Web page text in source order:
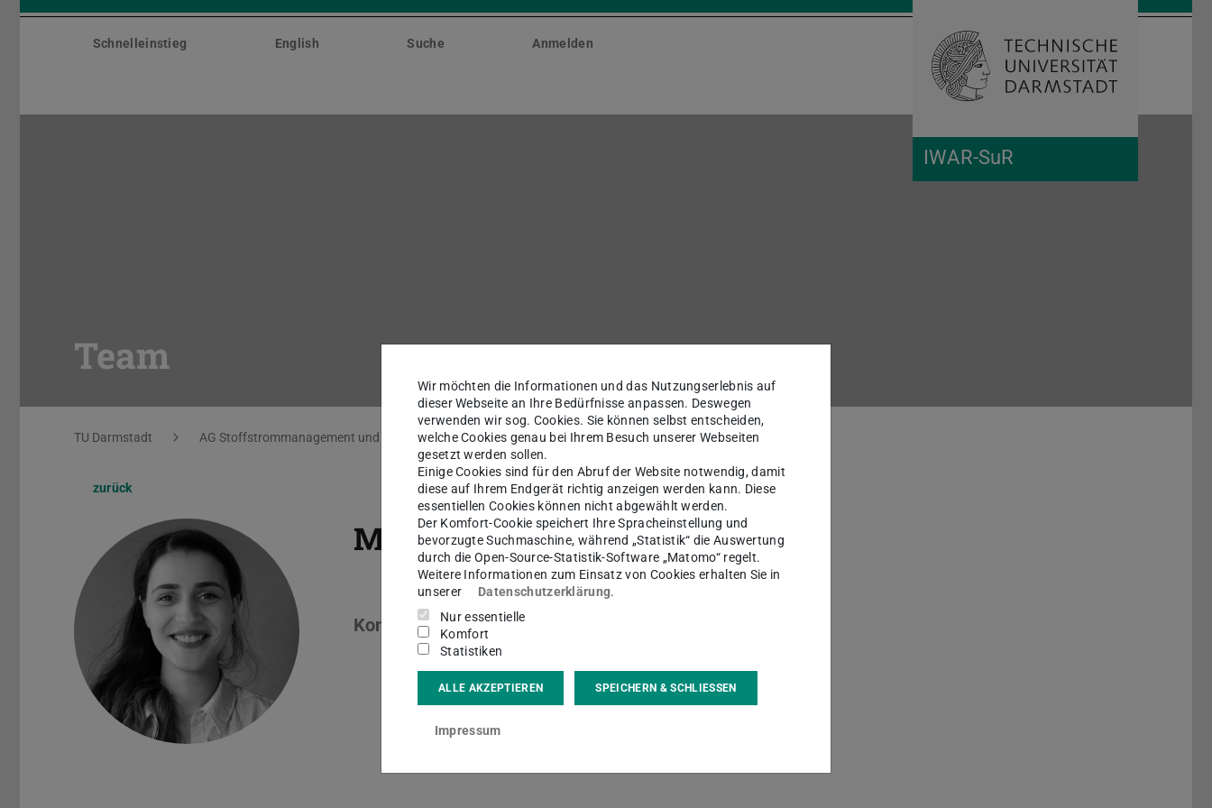
Menü
überspringen
IWAR-SuR
Schnelleinstieg English Suche Anmelden
Suche öffnen
Team
Sie befinden sich hier:
TU Darmstadt AG Stoffstrommanagement und Ressourcenwirtschaft Arbeitsgruppe Team
zurück
M.Sc.Zineb Bennis
Kontakt
Wir möchten die Informationen und das Nutzungserlebnis auf
dieser Webseite an Ihre Bedürfnisse anpassen. Deswegen
verwenden wir sog. Cookies. Sie können selbst entscheiden,
welche Cookies genau bei Ihrem Besuch unserer Webseiten
gesetzt werden sollen.
Einige Cookies sind für den Abruf der Website notwendig, damit
diese auf Ihrem Endgerät richtig anzeigen werden kann. Diese
essentiellen Cookies können nicht abgewählt werden.
Der Komfort-Cookie speichert Ihre Spracheinstellung und
bevorzugte Suchmaschine, während „Statistik“ die Auswertung
durch die Open-Source-Statistik-Software „Matomo“ regelt.
Weitere Informationen zum Einsatz von Cookies erhalten Sie in
unserer
Datenschutzerklärung.
Nur essentielle
Komfort
Statistiken
ALLE AKZEPTIEREN SPEICHERN & SCHLIESSEN
Impressum